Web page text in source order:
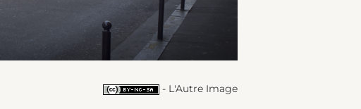
- L'Autre Image